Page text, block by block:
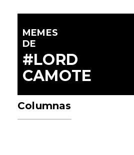
MEMES
DE
#LORD
CAMOTE
Columnas